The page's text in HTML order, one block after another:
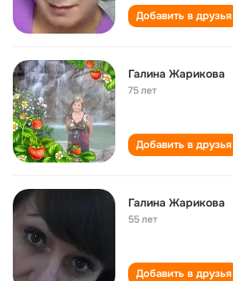
Добавить в друзья
Галина Жарикова
75 лет
Добавить в друзья
Галина Жарикова
55 лет
Добавить в друзья